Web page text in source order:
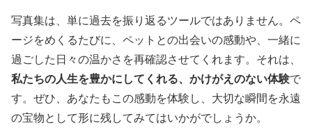
写真集は、単に過去を振り返るツールではありません。ペ
ージをめくるたびに、ペットとの出会いの感動や、一緒に
過ごした日々の温かさを再確認させてくれます。それは、
私たちの人生を豊かにしてくれる、かけがえのない体験で
す。ぜひ、あなたもこの感動を体験し、大切な瞬間を永遠
の宝物として形に残してみてはいかがでしょうか。